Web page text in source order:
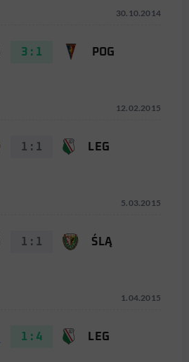
30.10.2014
3 : 1 POG
12.02.2015
1 : 1 LEG
5.03.2015
1 : 1 ŚLĄ
1.04.2015
1 : 4 LEG